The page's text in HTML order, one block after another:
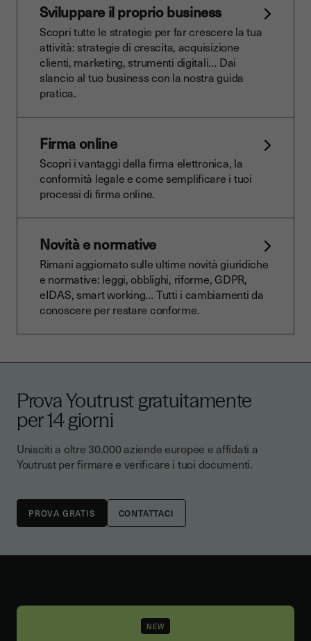
Sviluppare il proprio business
Scopri tutte le strategie per far crescere la tua
attività: strategie di crescita, acquisizione
clienti, marketing, strumenti digitali… Dai
slancio al tuo business con la nostra guida
pratica.
Firma online
Scopri i vantaggi della firma elettronica, la
conformità legale e come semplificare i tuoi
processi di firma online.
Novità e normative
Rimani aggiornato sulle ultime novità giuridiche
e normative: leggi, obblighi, riforme, GDPR,
eIDAS, smart working… Tutti i cambiamenti da
conoscere per restare conforme.
Prova Youtrust gratuitamente
per 14 giorni
Unisciti a oltre 30.000 aziende europee e affidati a
Youtrust per firmare e verificare i tuoi documenti.
CONTATTACI
NEW